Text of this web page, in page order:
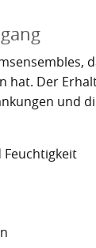
hat. Der
und